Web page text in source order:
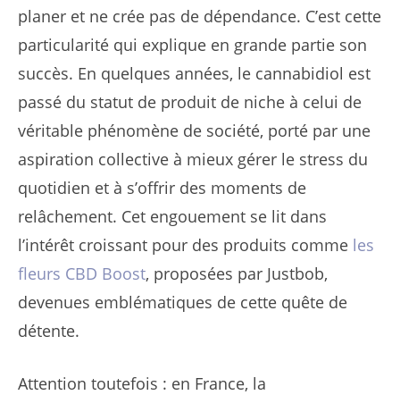
planer et ne crée pas de dépendance. C’est cette
particularité qui explique en grande partie son
succès. En quelques années, le cannabidiol est
passé du statut de produit de niche à celui de
véritable phénomène de société, porté par une
aspiration collective à mieux gérer le stress du
quotidien et à s’offrir des moments de
relâchement. Cet engouement se lit dans
l’intérêt croissant pour des produits comme les
fleurs CBD Boost, proposées par Justbob,
devenues emblématiques de cette quête de
détente.
Attention toutefois : en France, la